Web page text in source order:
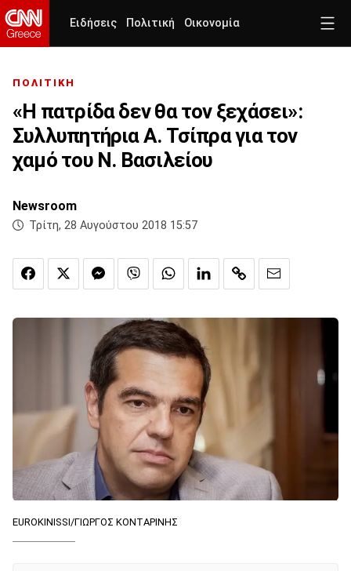
Ειδήσεις Πολιτική Οικονομία
ΠΟΛΙΤΙΚΗ
«Η πατρίδα δεν θα τον ξεχάσει»:
Συλλυπητήρια Α. Τσίπρα για τον
χαμό του Ν. Βασιλείου
Newsroom
Τρίτη, 28 Αυγούστου 2018 15:57
EUROKINISSI/ΓΙΩΡΓΟΣ ΚΟΝΤΑΡΙΝΗΣ